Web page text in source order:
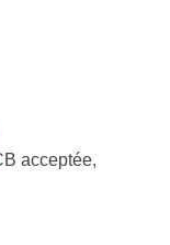
acceptée,